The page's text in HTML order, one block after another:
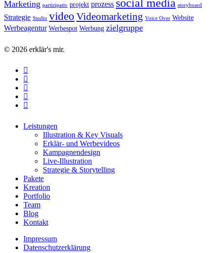
Marketing partizipativ projekt prozess social media storyboard
Strategie Studio video Videomarketing Voice Over Website
Werbeagentur Werbespot Werbung zielgruppe
© 2026 erklär's mir.
facebook
linkedin
youtube
instagram
email
Close
Leistungen
Illustration & Key Visuals
Erklär- und Werbevideos
Kampagnendesign
Live-Illustration
Strategie & Storytelling
Pakete
Kreation
Portfolio
Team
Blog
Kontakt
Impressum
Datenschutzerklärung